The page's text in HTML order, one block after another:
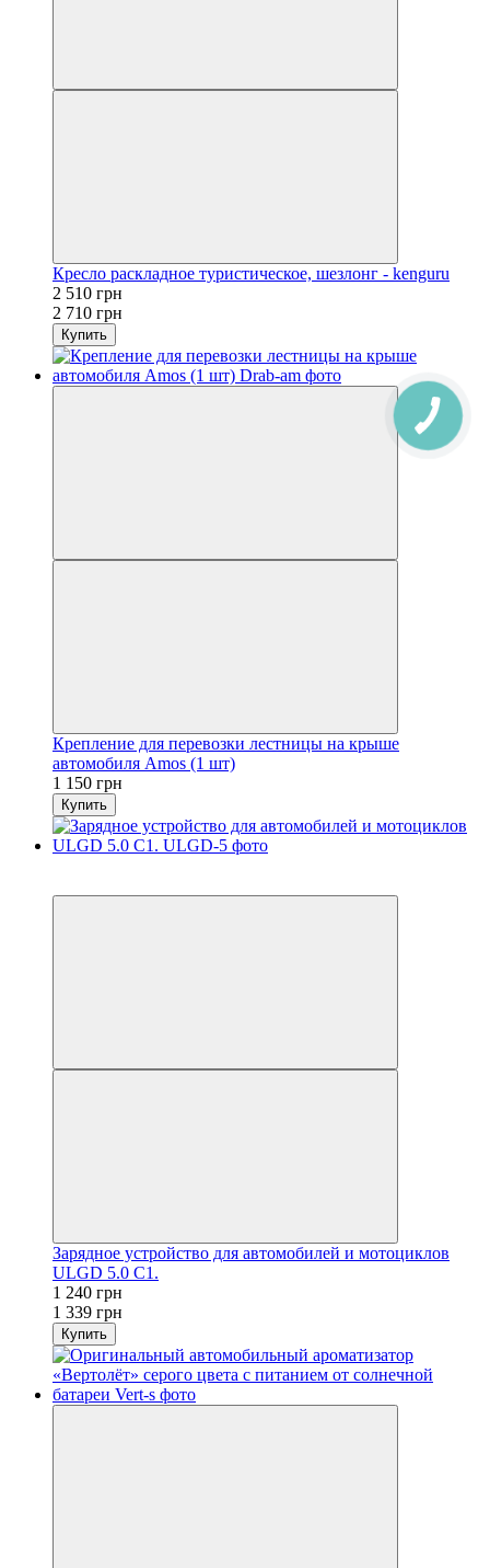
Кресло раскладное туристическое, шезлонг - kenguru
2 510 грн
2 710 грн
Купить
Крепление для перевозки лестницы на крыше
автомобиля Amos (1 шт)
1 150 грн
Купить
Зарядное устройство для автомобилей и мотоциклов
ULGD 5.0 C1.
1 240 грн
1 339 грн
Купить